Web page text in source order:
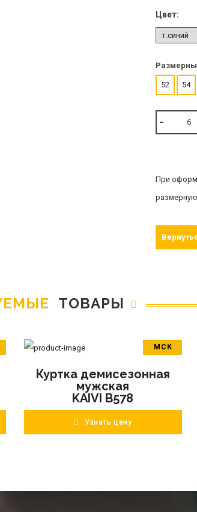
Цвет:
52 54
При
размерную
ТОВАРЫ
МСК
ПОДРОБНЕЕ
Куртка демисезонная
мужская
KAIVI B578
Узнать цену